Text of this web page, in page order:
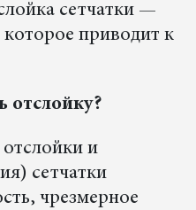
сетчатки —
приводит к
отслойку?
и
сетчатки
чрезмерное